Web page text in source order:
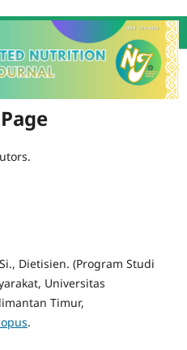
Dietisien. (Program Studi
Universitas
Timur,
.